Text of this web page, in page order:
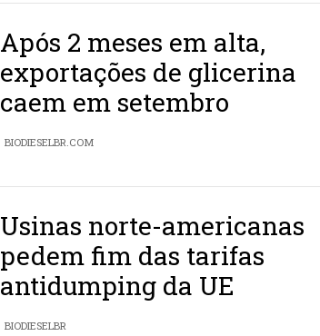
Após 2 meses em alta,
exportações de glicerina
caem em setembro
BIODIESELBR.COM
Usinas norte-americanas
pedem fim das tarifas
antidumping da UE
BIODIESELBR